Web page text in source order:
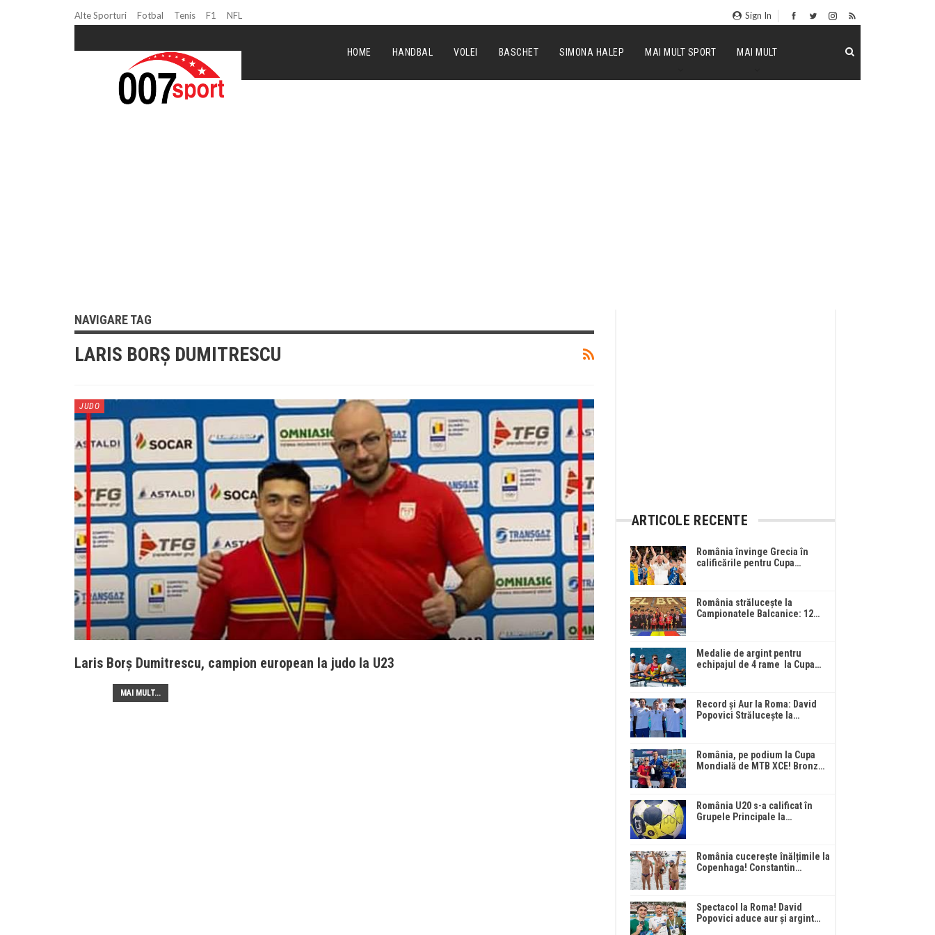
Alte Sporturi Fotbal Tenis F1 NFL Sign In
HOME HANDBAL VOLEI BASCHET SIMONA HALEP MAI MULT SPORT MAI MULT
Laris Borș Dumitrescu
NAVIGARE TAG
LARIS BORȘ DUMITRESCU
JUDO
Laris Borș Dumitrescu, campion european la judo la U23
MAI MULT...
ARTICOLE RECENTE
România învinge Grecia în
calificările pentru Cupa…
România strălucește la
Campionatele Balcanice: 12…
Medalie de argint pentru
echipajul de 4 rame la Cupa…
Record și Aur la Roma: David
Popovici Strălucește la…
România, pe podium la Cupa
Mondială de MTB XCE! Bronz…
România U20 s-a calificat în
Grupele Principale la…
România cucerește înălțimile la
Copenhaga! Constantin…
Spectacol la Roma! David
Popovici aduce aur și argint…